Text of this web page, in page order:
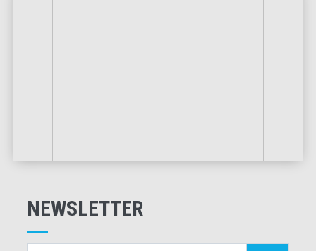
NEWSLETTER